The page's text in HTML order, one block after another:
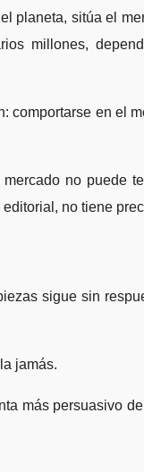
planeta, sitúa el
millones,
comportarse en el
no puede
no tiene
sigue sin
jamás.
más persuasivo